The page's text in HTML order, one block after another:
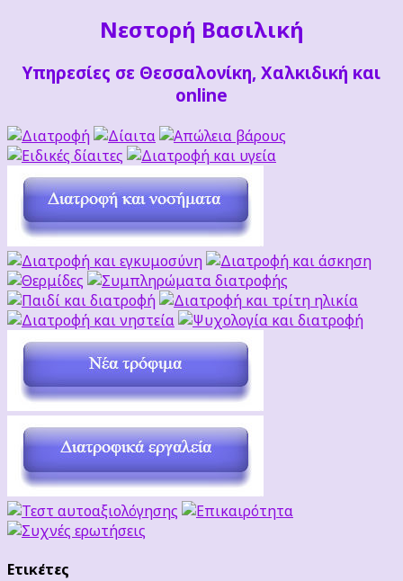
Νεστορή Βασιλική
Υπηρεσίες σε Θεσσαλονίκη, Χαλκιδική και
online
Ετικέτες